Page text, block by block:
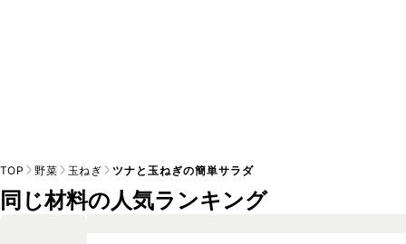
TOP 野菜 玉ねぎ ツナと玉ねぎの簡単サラダ
同じ材料の人気ランキング